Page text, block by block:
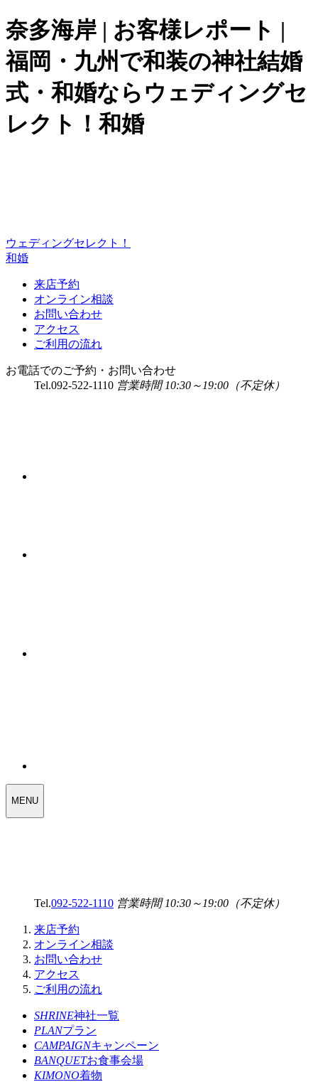
奈多海岸 | お客様レポート |
福岡・九州で和装の神社結婚
式・和婚ならウェディングセ
レクト！和婚
ウェディングセレクト！
和婚
来店予約
オンライン相談
お問い合わせ
アクセス
ご利用の流れ
お電話でのご予約・お問い合わせ
Tel.092-522-1110 営業時間 10:30～19:00（不定休）
SELECT
MENU
Tel.092-522-1110 営業時間 10:30～19:00（不定休）
来店予約
オンライン相談
お問い合わせ
アクセス
ご利用の流れ
SHRINE神社一覧
PLANプラン
CAMPAIGNキャンペーン
BANQUETお食事会場
KIMONO着物